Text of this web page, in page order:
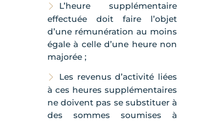
L’heure supplémentaire
effectuée doit faire l’objet
d’une rémunération au moins
égale à celle d’une heure non
majorée ;
Les revenus d’activité liées
à ces heures supplémentaires
ne doivent pas se substituer à
des sommes soumises à